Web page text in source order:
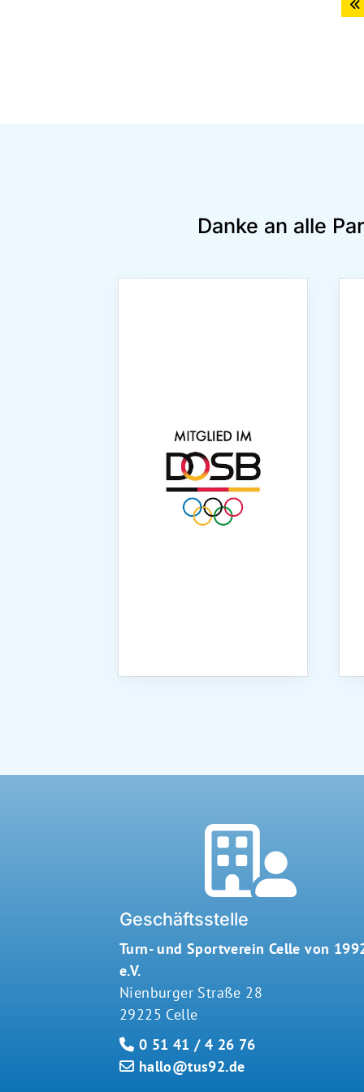
Danke an alle
Geschäftsstelle
Turn- und Sportverein Celle von
e.V.
Nienburger Straße 28
29225 Celle
0 51 41 / 4 26 76
hallo@tus92.de